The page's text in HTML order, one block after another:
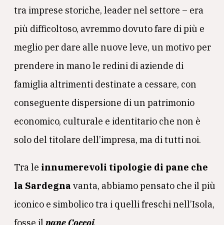
tra imprese storiche, leader nel settore – era
più difficoltoso, avremmo dovuto fare di più e
meglio per dare alle nuove leve, un motivo per
prendere in mano le redini di aziende di
famiglia altrimenti destinate a cessare, con
conseguente dispersione di un patrimonio
economico, culturale e identitario che non è
solo del titolare dell’impresa, ma di tutti noi.
Tra le innumerevoli tipologie di pane che
la Sardegna vanta, abbiamo pensato che il più
iconico e simbolico tra i quelli freschi nell’Isola,
fosse il pane Coccoi.